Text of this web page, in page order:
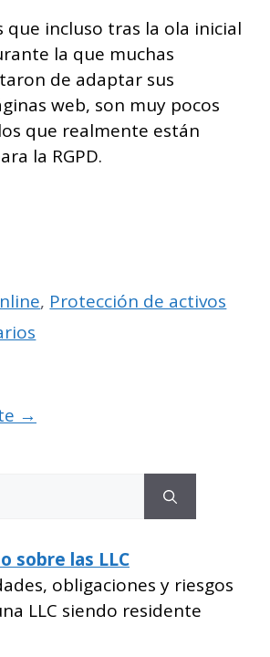
que incluso tras la ola inicial
la que muchas
de adaptar sus
web, son muy pocos
que realmente están
la RGPD.
, Protección de activos
→
sobre las LLC
obligaciones y riesgos
LLC siendo residente